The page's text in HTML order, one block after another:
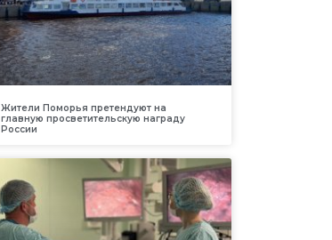
Жители Поморья претендуют на
главную просветительскую награду
России